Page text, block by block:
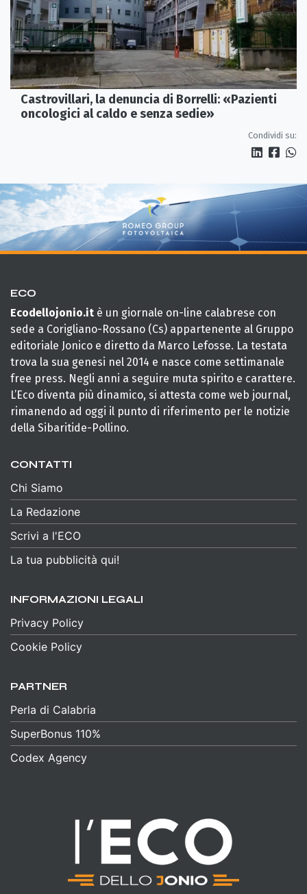
Castrovillari, la denuncia di Borrelli: «Pazienti
oncologici al caldo e senza sedie»
Condividi su:
ECO
Ecodellojonio.it è un giornale on-line calabrese con
sede a Corigliano-Rossano (Cs) appartenente al Gruppo
editoriale Jonico e diretto da Marco Lefosse. La testata
trova la sua genesi nel 2014 e nasce come settimanale
free press. Negli anni a seguire muta spirito e carattere.
L’Eco diventa più dinamico, si attesta come web journal,
rimanendo ad oggi il punto di riferimento per le notizie
della Sibaritide-Pollino.
CONTATTI
Chi Siamo
La Redazione
Scrivi a l'ECO
La tua pubblicità qui!
INFORMAZIONI LEGALI
Privacy Policy
Cookie Policy
PARTNER
Perla di Calabria
SuperBonus 110%
Codex Agency